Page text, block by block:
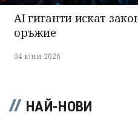
AI гиганти искат
оръжие
04 юни 2026
НАЙ-НОВИ